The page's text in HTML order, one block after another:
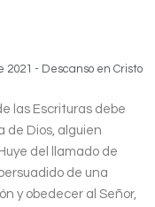
2021 - Descanso en Cristo
las Escrituras debe
de Dios, alguien
del llamado de
de una
y obedecer al Señor,